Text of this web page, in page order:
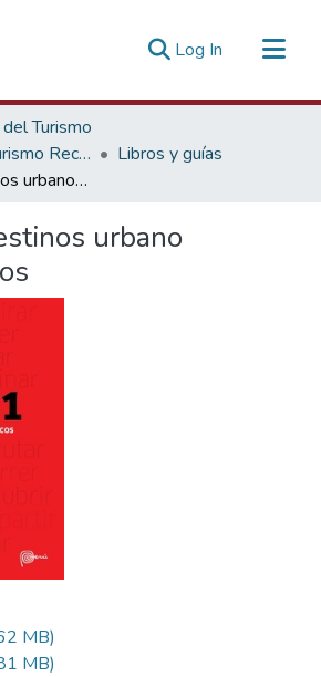
Log In (current)
Turismo
Promoción del Turismo Receptivo
Libros y guías
Peru + 51 destinos urbano gastronómicos
urbano
MB)
MB)